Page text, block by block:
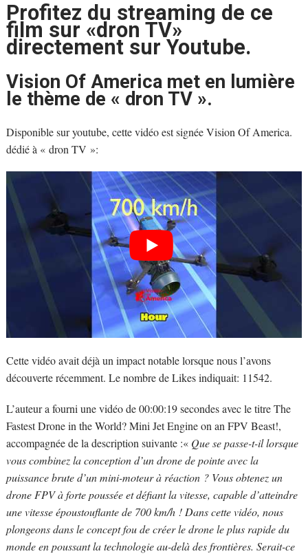
Profitez du streaming de ce
film sur «dron TV»
directement sur Youtube.
Vision Of America met en lumière
le thème de « dron TV ».
Disponible sur youtube, cette vidéo est signée Vision Of America.
dédié à « dron TV »:
Cette vidéo avait déjà un impact notable lorsque nous l’avons
découverte récemment. Le nombre de Likes indiquait: 11542.
L’auteur a fourni une vidéo de 00:00:19 secondes avec le titre The
Fastest Drone in the World? Mini Jet Engine on an FPV Beast!,
accompagnée de la description suivante :«Que se passe-t-il lorsque
vous combinez la conception d’un drone de pointe avec la
puissance brute d’un mini-moteur à réaction ? Vous obtenez un
drone FPV à forte poussée et défiant la vitesse, capable d’atteindre
une vitesse époustouflante de 700 km/h ! Dans cette vidéo, nous
plongeons dans le concept fou de créer le drone le plus rapide du
monde en poussant la technologie au-delà des frontières. Serait-ce